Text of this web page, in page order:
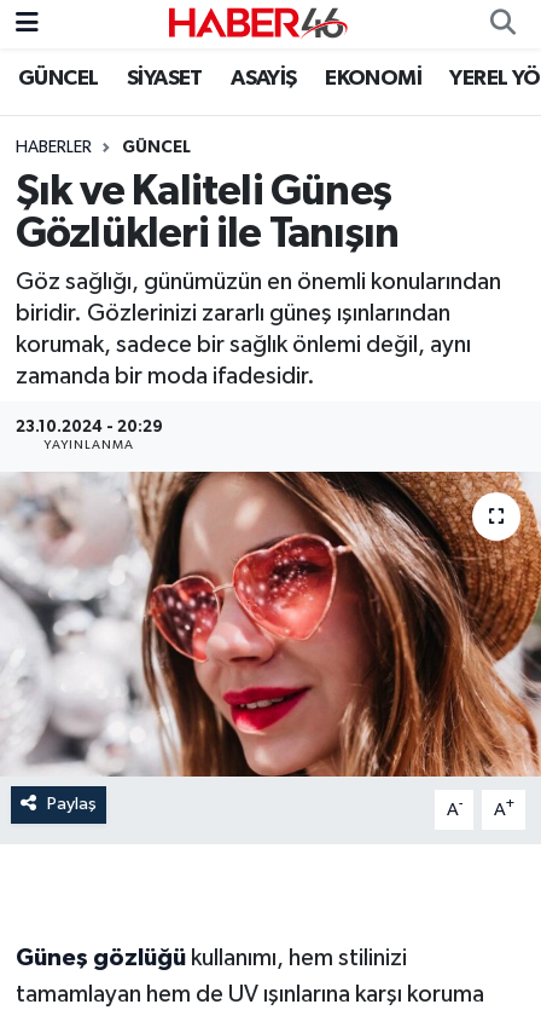
GÜNCEL SİYASET ASAYİŞ EKONOMİ YEREL
HABERLER GÜNCEL
Şık ve Kaliteli Güneş
Gözlükleri ile Tanışın
Göz sağlığı, günümüzün en önemli konularından
biridir. Gözlerinizi zararlı güneş ışınlarından
korumak, sadece bir sağlık önlemi değil, aynı
zamanda bir moda ifadesidir.
23.10.2024 - 20:29
YAYINLANMA
Paylaş A- A+
Güneş gözlüğükullanımı, hem stilinizi
tamamlayan hem de UV ışınlarına karşı koruma
GÜNCEL
SİYASET
EKONOMİ
SPOR
YAŞAM
EĞİTİM
İLÇE HABERLERİ
KÜLTÜR-SANAT
KSÜ
DÜNYA
KADIN-AİLE
Nöbetçi Eczaneler
Hava Durumu
Kahramanmaraş Namaz Vakitleri
Trafik Durumu
Süper Lig Puan Durumu ve Fikstür
Haber Arşivi